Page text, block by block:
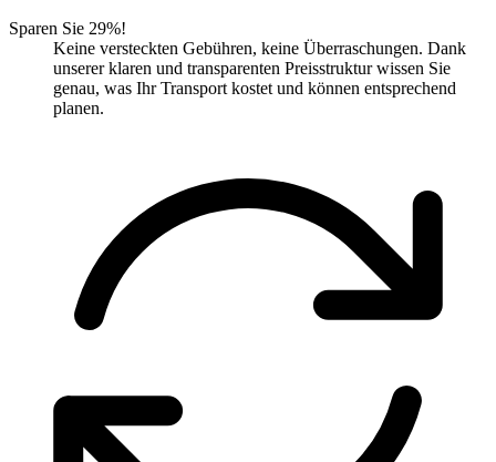
Sparen Sie 29%!
Keine versteckten Gebühren, keine Überraschungen. Dank
unserer klaren und transparenten Preisstruktur wissen Sie
genau, was Ihr Transport kostet und können entsprechend
planen.